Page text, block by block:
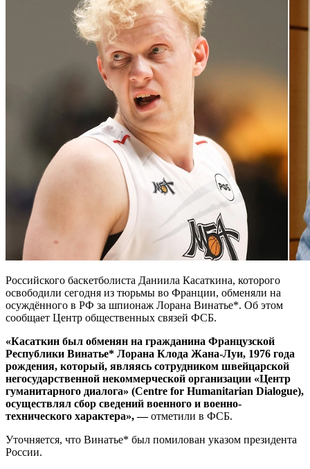
Российского баскетболиста Даниила Касаткина, которого
освободили сегодня из тюрьмы во Франции, обменяли на
осуждённого в РФ за шпионаж Лорана Винатье*. Об этом
сообщает Центр общественных связей ФСБ.
«Касаткин был обменян на гражданина Французской
Республики Винатье* Лорана Клода Жана-Луи, 1976 года
рождения, который, являясь сотрудником швейцарской
негосударственной некоммерческой организации «Центр
гуманитарного диалога» (Centre for Humanitarian Dialogue),
осуществлял сбор сведений военного и военно-
технического характера», —отметили в ФСБ.
Уточняется, что Винатье* был помилован указом президента
России.